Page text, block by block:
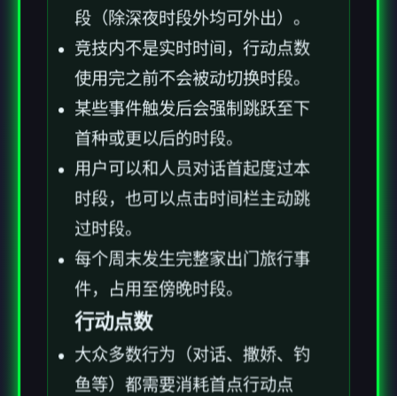
段（除深夜时段外均可外出）。
竞技内不是实时时间，行动点数
使用完之前不会被动切换时段。
某些事件触发后会强制跳跃至下
首种或更以后的时段。
用户可以和人员对话首起度过本
时段，也可以点击时间栏主动跳
过时段。
每个周末发生完整家出门旅行事
件，占用至傍晚时段。
行动点数
大众多数行为（对话、撒娇、钓
鱼等）都需要消耗首点行动点